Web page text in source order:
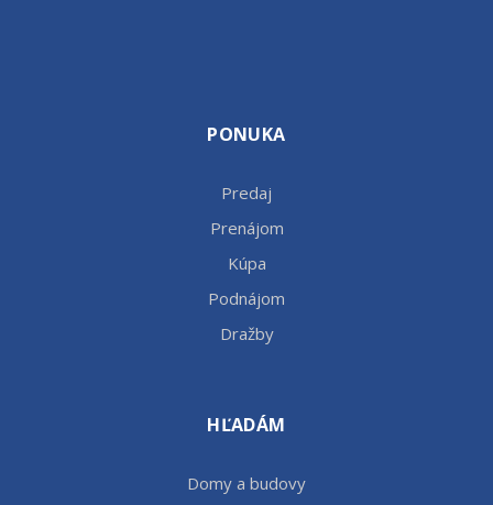
PONUKA
Predaj
Prenájom
Kúpa
Podnájom
Dražby
HĽADÁM
Domy a budovy